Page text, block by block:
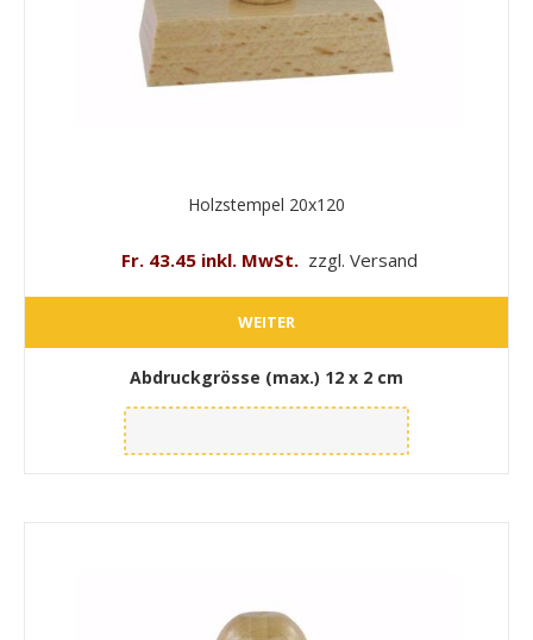
Holzstempel 20x120
Fr. 43.45 inkl. MwSt. zzgl. Versand
WEITER
Abdruckgrösse (max.) 12 x 2 cm